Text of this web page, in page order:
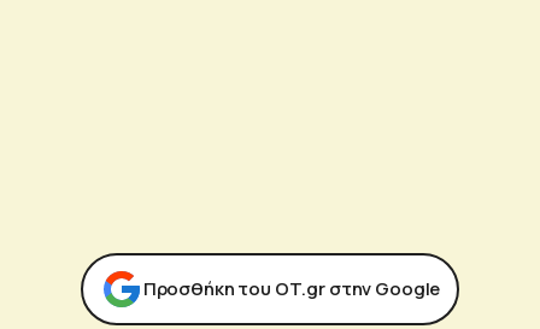
Προσθήκη του ΟΤ.gr στην Google